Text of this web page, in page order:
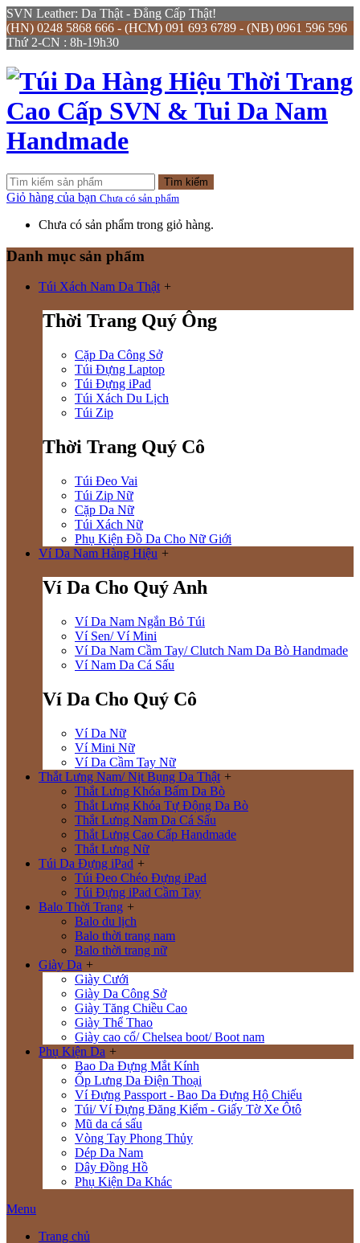
SVN Leather: Da Thật - Đẳng Cấp Thật!
(HN) 0248 5868 666 - (HCM) 091 693 6789 - (NB) 0961 596 596
Thứ 2-CN : 8h-19h30
Tìm kiếm
Giỏ hàng của bạn Chưa có sản phẩm
Chưa có sản phẩm trong giỏ hàng.
Danh mục sản phẩm
Túi Xách Nam Da Thật +
Thời Trang Quý Ông
Cặp Da Công Sở
Túi Đựng Laptop
Túi Đựng iPad
Túi Xách Du Lịch
Túi Zip
Thời Trang Quý Cô
Túi Đeo Vai
Túi Zip Nữ
Cặp Da Nữ
Túi Xách Nữ
Phụ Kiện Đồ Da Cho Nữ Giới
Ví Da Nam Hàng Hiệu +
Ví Da Cho Quý Anh
Ví Da Nam Ngắn Bỏ Túi
Ví Sen/ Ví Mini
Ví Da Nam Cầm Tay/ Clutch Nam Da Bò Handmade
Ví Nam Da Cá Sấu
Ví Da Cho Quý Cô
Ví Da Nữ
Ví Mini Nữ
Ví Da Cầm Tay Nữ
Thắt Lưng Nam/ Nịt Bụng Da Thật +
Thắt Lưng Khóa Bấm Da Bò
Thắt Lưng Khóa Tự Động Da Bò
Thắt Lưng Nam Da Cá Sấu
Thắt Lưng Cao Cấp Handmade
Thắt Lưng Nữ
Túi Da Đựng iPad +
Túi Đeo Chéo Đựng iPad
Túi Đựng iPad Cầm Tay
Balo Thời Trang +
Balo du lịch
Balo thời trang nam
Balo thời trang nữ
Giày Da +
Giày Cưới
Giày Da Công Sở
Giày Tăng Chiều Cao
Giày Thể Thao
Giày cao cổ/ Chelsea boot/ Boot nam
Phụ Kiện Da +
Bao Da Đựng Mắt Kính
Ốp Lưng Da Điện Thoại
Ví Đựng Passport - Bao Da Đựng Hộ Chiếu
Túi/ Ví Đựng Đăng Kiểm - Giấy Tờ Xe Ôtô
Mũ da cá sấu
Vòng Tay Phong Thủy
Dép Da Nam
Dây Đồng Hồ
Phụ Kiện Da Khác
Menu
Trang chủ